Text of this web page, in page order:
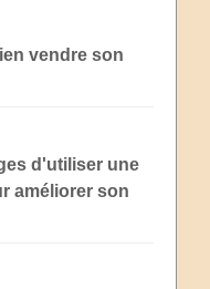
vendre son
d'utiliser une
améliorer son